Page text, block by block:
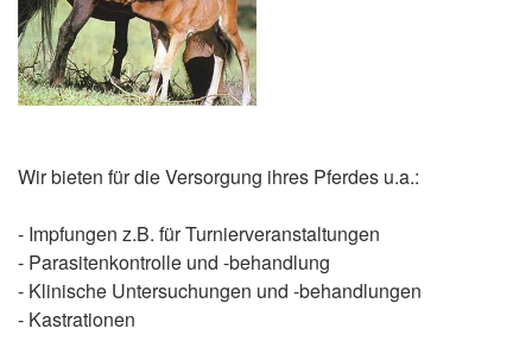
Wir bieten für die Versorgung ihres Pferdes u.a.:
- Impfungen z.B. für Turnierveranstaltungen
- Parasitenkontrolle und -behandlung
- Klinische Untersuchungen und -behandlungen
- Kastrationen